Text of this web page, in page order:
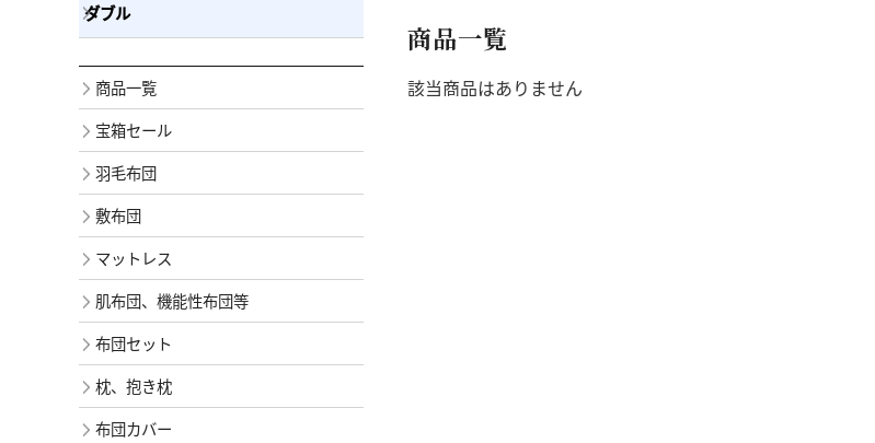
商品一覧
該当商品はありません
ダブル
商品一覧
宝箱セール
羽毛布団
敷布団
マットレス
肌布団、機能性布団等
布団セット
枕、抱き枕
布団カバー